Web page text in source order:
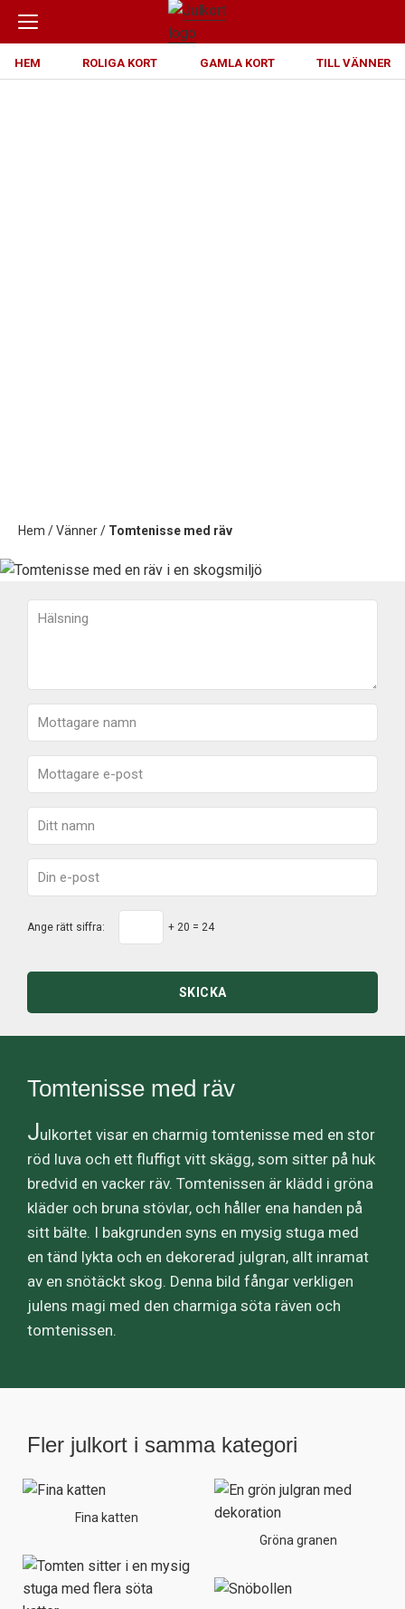
HEM ROLIGA KORT GAMLA KORT TILL VÄNNER
Hem /Vänner/ Tomtenisse med räv
Ange rätt siffra: + 20 = 24
SKICKA
Tomtenisse med räv
Julkortet visar en charmig tomtenisse med en stor
röd luva och ett fluffigt vitt skägg, som sitter på huk
bredvid en vacker räv. Tomtenissen är klädd i gröna
kläder och bruna stövlar, och håller ena handen på
sitt bälte. I bakgrunden syns en mysig stuga med
en tänd lykta och en dekorerad julgran, allt inramat
av en snötäckt skog. Denna bild fångar verkligen
julens magi med den charmiga söta räven och
tomtenissen.
Fler julkort i samma kategori
Fina katten
Gröna granen